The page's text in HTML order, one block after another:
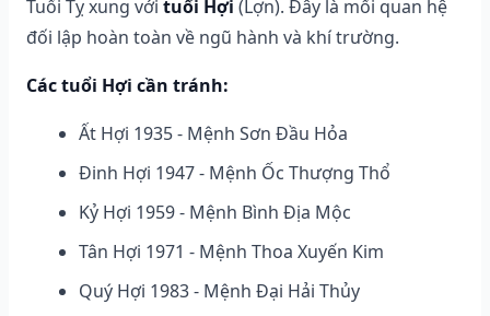
Tuổi Tỵ xung với tuổi Hợi (Lợn). Đây là mối quan hệ
đối lập hoàn toàn về ngũ hành và khí trường.
Các tuổi Hợi cần tránh:
Ất Hợi 1935 - Mệnh Sơn Đầu Hỏa
Đinh Hợi 1947 - Mệnh Ốc Thượng Thổ
Kỷ Hợi 1959 - Mệnh Bình Địa Mộc
Tân Hợi 1971 - Mệnh Thoa Xuyến Kim
Quý Hợi 1983 - Mệnh Đại Hải Thủy